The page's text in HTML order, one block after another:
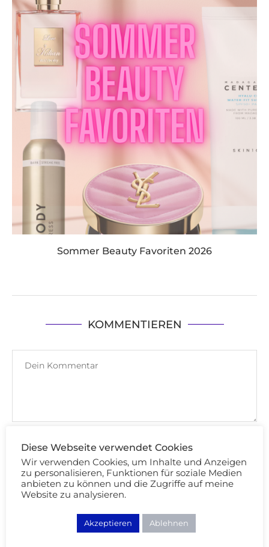
Sommer Beauty Favoriten 2026
KOMMENTIEREN
Diese Webseite verwendet Cookies
Wir verwenden Cookies, um Inhalte und Anzeigen
zu personalisieren, Funktionen für soziale Medien
anbieten zu können und die Zugriffe auf meine
Website zu analysieren.
Akzeptieren Ablehnen